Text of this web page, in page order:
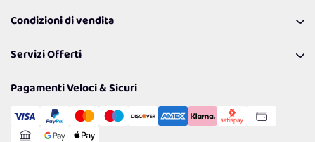
Lavora con noi
Politiche per la parità di genere
Richiamami
Resi
Condizioni di vendita
Spedizioni
Cookie Policy
Gestisci Cookie
Servizi Offerti
Reso Facile e Veloce
Pagamenti Veloci & Sicuri